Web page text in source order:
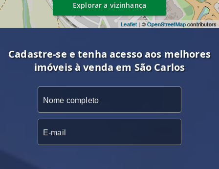
Leaflet | ©OpenStreetMapcontributors
Explorar a vizinhança
Cadastre-se e tenha acesso aos melhores
imóveis à venda em São Carlos